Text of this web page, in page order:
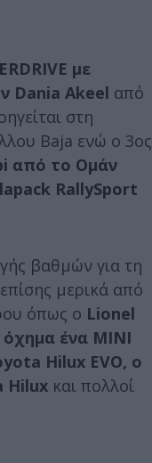
με
Dania Akeel από
στη
Baja ενώ ο 3ος
από το Ομάν
RallySport
βαθμών για τη
μερικά από
όπως ο Lionel
όχημα ένα MINI
Hilux EVO, o
Hilux και πολλοί